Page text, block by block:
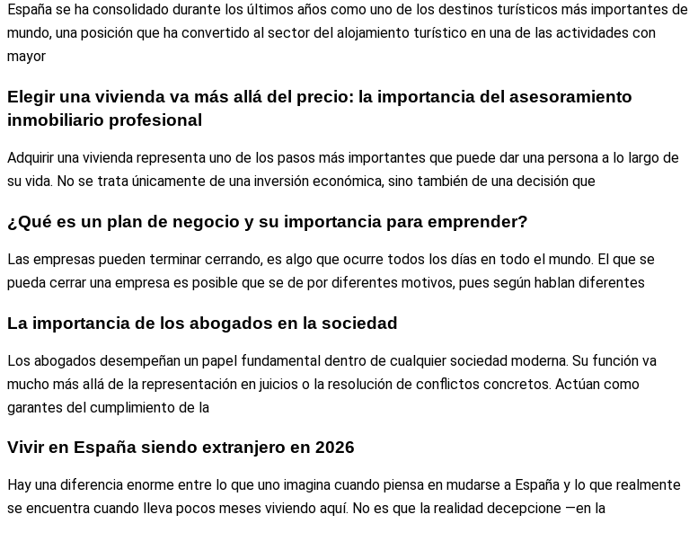
España se ha consolidado durante los últimos años como uno de los destinos turísticos más importantes del
mundo, una posición que ha convertido al sector del alojamiento turístico en una de las actividades con
mayor
Elegir una vivienda va más allá del precio: la importancia del asesoramiento
inmobiliario profesional
Adquirir una vivienda representa uno de los pasos más importantes que puede dar una persona a lo largo de
su vida. No se trata únicamente de una inversión económica, sino también de una decisión que
¿Qué es un plan de negocio y su importancia para emprender?
Las empresas pueden terminar cerrando, es algo que ocurre todos los días en todo el mundo. El que se
pueda cerrar una empresa es posible que se de por diferentes motivos, pues según hablan diferentes
La importancia de los abogados en la sociedad
Los abogados desempeñan un papel fundamental dentro de cualquier sociedad moderna. Su función va
mucho más allá de la representación en juicios o la resolución de conflictos concretos. Actúan como
garantes del cumplimiento de la
Vivir en España siendo extranjero en 2026
Hay una diferencia enorme entre lo que uno imagina cuando piensa en mudarse a España y lo que realmente
se encuentra cuando lleva pocos meses viviendo aquí. No es que la realidad decepcione —en la